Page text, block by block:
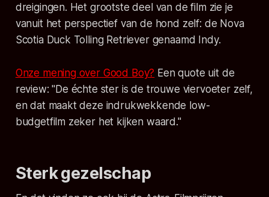
dreigingen. Het grootste deel van de film zie je
vanuit het perspectief van de hond zelf: de Nova
Scotia Duck Tolling Retriever genaamd Indy.
Onze mening over Good Boy? Een quote uit de
review: "De échte ster is de trouwe viervoeter zelf,
en dat maakt deze indrukwekkende low-
budgetfilm zeker het kijken waard."
Sterk gezelschap